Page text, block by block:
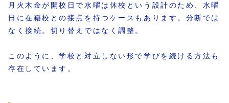
月火木金が開校日で水曜は休校という設計のため、水曜
日に在籍校との接点を持つケースもあります。分断では
なく接続。切り替えではなく調整。
このように、学校と対立しない形で学びを続ける方法も
存在しています。